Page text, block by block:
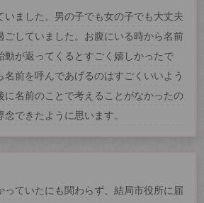
いました。男の子でも女の子でも大丈夫
ごしていました。お腹にいる時から名前
動が返ってくるとすごく嬉しかったで
名前を呼んであげるのはすごくいいよう
に名前のことで考えることがなかったの
できたように思います。
っていたにも関わらず、結局市役所に届